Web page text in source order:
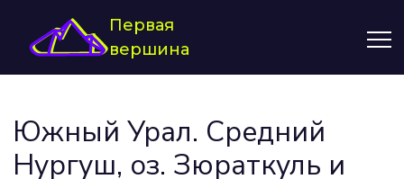
Первая
вершина
Южный Урал. Средний
Нургуш, оз. Зюраткуль и